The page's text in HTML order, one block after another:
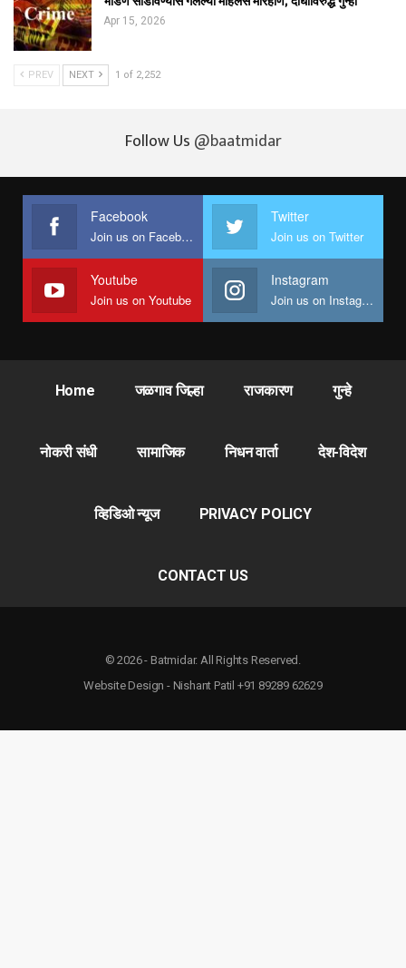
Apr 15, 2026
PREV NEXT 1 of 2,252
Follow Us @baatmidar
Facebook
Join us on Facebook
Twitter
Join us on Twitter
Youtube
Join us on Youtube
Instagram
Join us on Instagram
Home जळगाव जिल्हा राजकारण गुन्हे
नोकरी संधी सामाजिक निधन वार्ता देश-विदेश
व्हिडिओ न्यूज PRIVACY POLICY
CONTACT US
© 2026 - Batmidar. All Rights Reserved.
Website Design - Nishant Patil +91 89289 62629